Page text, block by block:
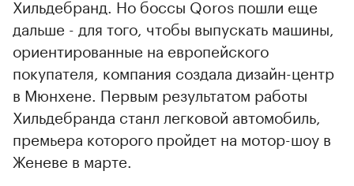
00:00 / 00:00
Хильдебранд. Но боссы Qoros пошли еще
дальше - для того, чтобы выпускать машины,
ориентированные на европейского
покупателя, компания создала дизайн-центр
в Мюнхене. Первым результатом работы
Хильдебранда станл легковой автомобиль,
премьера которого пройдет на мотор-шоу в
Женеве в марте.